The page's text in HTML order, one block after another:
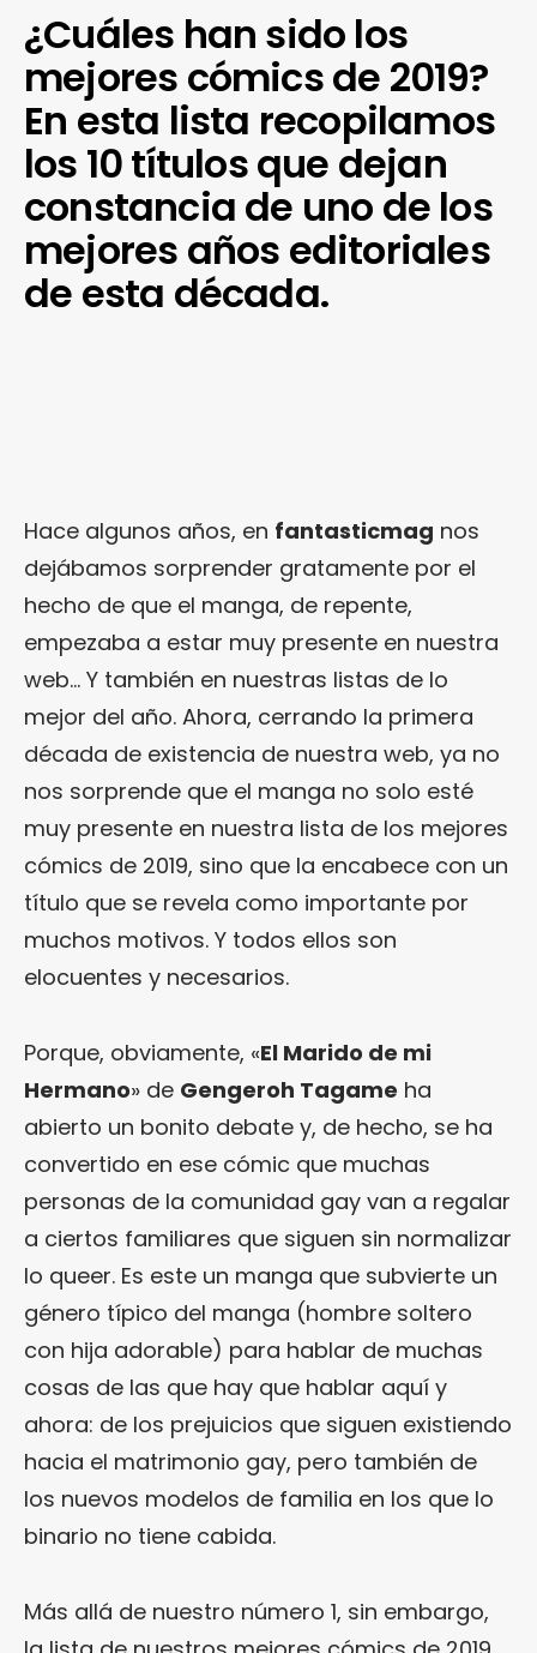
¿Cuáles han sido los
mejores cómics de 2019?
En esta lista recopilamos
los 10 títulos que dejan
constancia de uno de los
mejores años editoriales
de esta década.
Hace algunos años, en fantasticmag nos
dejábamos sorprender gratamente por el
hecho de que el manga, de repente,
empezaba a estar muy presente en nuestra
web… Y también en nuestras listas de lo
mejor del año. Ahora, cerrando la primera
década de existencia de nuestra web, ya no
nos sorprende que el manga no solo esté
muy presente en nuestra lista de los mejores
cómics de 2019, sino que la encabece con un
título que se revela como importante por
muchos motivos. Y todos ellos son
elocuentes y necesarios.
Porque, obviamente, «El Marido de mi
Hermano» de Gengeroh Tagame ha
abierto un bonito debate y, de hecho, se ha
convertido en ese cómic que muchas
personas de la comunidad gay van a regalar
a ciertos familiares que siguen sin normalizar
lo queer. Es este un manga que subvierte un
género típico del manga (hombre soltero
con hija adorable) para hablar de muchas
cosas de las que hay que hablar aquí y
ahora: de los prejuicios que siguen existiendo
hacia el matrimonio gay, pero también de
los nuevos modelos de familia en los que lo
binario no tiene cabida.
Más allá de nuestro número 1, sin embargo,